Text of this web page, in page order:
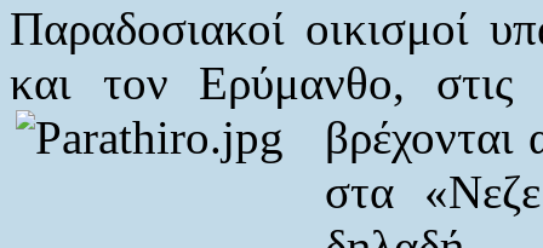
Παραδοσιακοί οικισμοί
και τον Ερύμανθο, στις
βρέχονται
στα